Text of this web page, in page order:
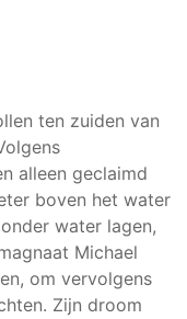
ten zuiden van
alleen geclaimd
boven het water
water lagen,
Michael
om vervolgens
Zijn droom